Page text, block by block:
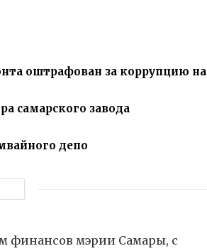
оштрафован за коррупцию на
самарского завода
депо
финансов мэрии Самары, с